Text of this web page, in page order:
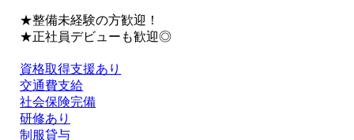
★整備未経験の方歓迎！
★正社員デビューも歓迎◎
資格取得支援あり
交通費支給
社会保険完備
研修あり
制服貸与